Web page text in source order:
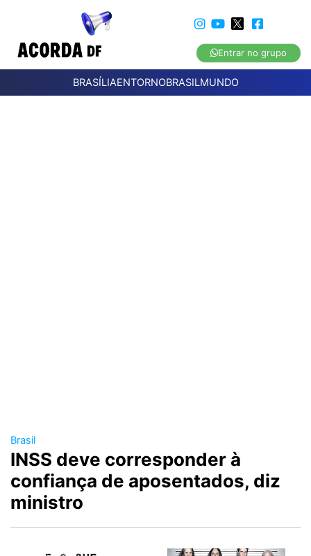
Entrar no grupo
BRASÍLIAENTORNOBRASILMUNDO
Brasil
INSS deve corresponder à
confiança de aposentados, diz
ministro